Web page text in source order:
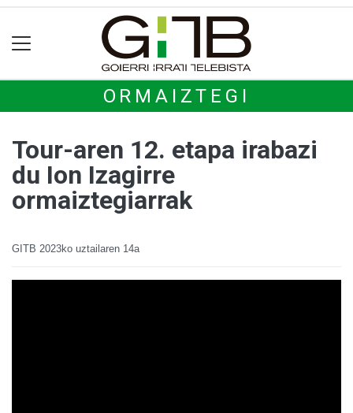
ORMAIZTEGI
Tour-aren 12. etapa irabazi
du Ion Izagirre
ormaiztegiarrak
GITB 2023ko uztailaren 14a